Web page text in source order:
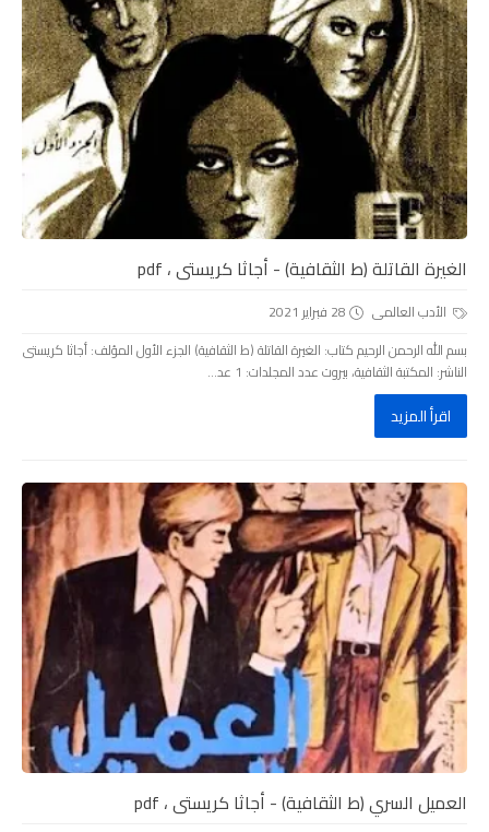
الغيرة القاتلة (ط الثقافية) - أجاثا كريستى ، pdf
الأدب العالمى
28 فبراير 2021
بسم الله الرحمن الرحيم كتاب: الغيرة القاتلة (ط الثقافية) الجزء الأول المؤلف: أجاثا كريستى
الناشر: المكتبة الثقافية، بيروت عدد المجلدات: 1 عد...
اقرأ المزيد
العميل السري (ط الثقافية) - أجاثا كريستى ، pdf